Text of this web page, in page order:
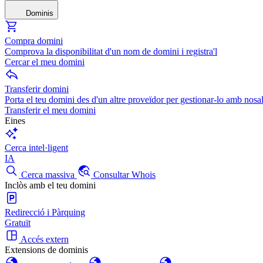
Dominis
Compra domini
Comprova la disponibilitat d'un nom de domini i registra'l
Cercar el meu domini
Transferir domini
Porta el teu domini des d'un altre proveïdor per gestionar-lo amb
Transferir el meu domini
Eines
Cerca intel·ligent
IA
Cerca massiva
Consultar Whois
Inclòs amb el teu domini
Redirecció i Pàrquing
Gratuït
Accés extern
Extensions de dominis